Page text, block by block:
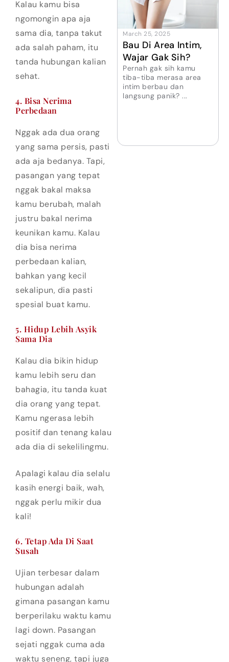
Kalau kamu bisa
ngomongin apa aja
sama dia, tanpa takut
ada salah paham, itu
tanda hubungan kalian
sehat.
4. Bisa Nerima
Perbedaan
Nggak ada dua orang
yang sama persis, pasti
ada aja bedanya. Tapi,
pasangan yang tepat
nggak bakal maksa
kamu berubah, malah
justru bakal nerima
keunikan kamu. Kalau
dia bisa nerima
perbedaan kalian,
bahkan yang kecil
sekalipun, dia pasti
spesial buat kamu.
5. Hidup Lebih Asyik
Sama Dia
Kalau dia bikin hidup
kamu lebih seru dan
bahagia, itu tanda kuat
dia orang yang tepat.
Kamu ngerasa lebih
positif dan tenang kalau
ada dia di sekelilingmu.
Apalagi kalau dia selalu
kasih energi baik, wah,
nggak perlu mikir dua
kali!
6. Tetap Ada Di Saat
Susah
Ujian terbesar dalam
hubungan adalah
gimana pasangan kamu
berperilaku waktu kamu
lagi down. Pasangan
sejati nggak cuma ada
waktu seneng, tapi juga
March 25, 2025
Bau Di Area Intim,
Wajar Gak Sih?
Pernah gak sih kamu
tiba-tiba merasa area
intim berbau dan
langsung panik? ...